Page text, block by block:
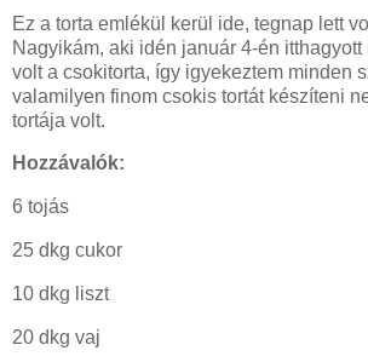
Ez a torta emlékül kerül ide, tegnap lett
Nagyikám, aki idén január 4-én
volt a csokitorta, így igyekeztem minden
valamilyen finom csokis tortát készíteni
tortája volt.
Hozzávalók:
6 tojás
25 dkg cukor
10 dkg liszt
20 dkg vaj